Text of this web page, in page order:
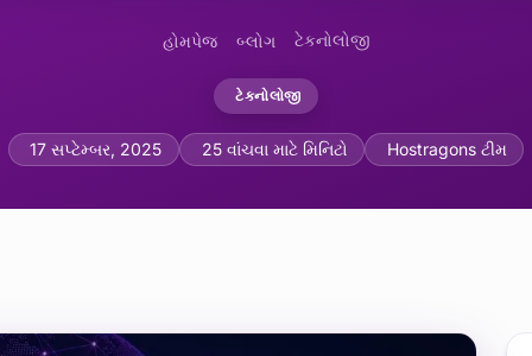
હોમપેજ બ્લોગ ટેકનોલોજી
ટેકનોલોજી
થિંગ્સ (IoT): સ્માર્ટ
17 સપ્ટેમ્બર, 2025 25 વાંચવા માટે મિનિટો Hostragons ટીમ